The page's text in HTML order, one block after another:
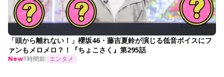
「頭から離れない！」櫻坂46・藤吉夏鈴が演じる低音ボイスにフ
ァンもメロメロ？！『ちょこさく』第295話
New1時間前 エンタメ